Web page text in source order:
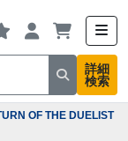
詳細
検索
OF THE DUELIST